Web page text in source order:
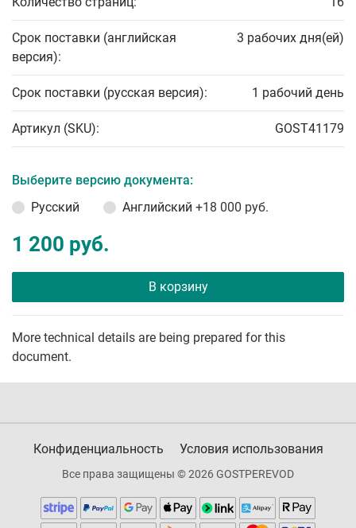
Срок поставки (английская
версия):
3 рабочих дня(ей)
Срок поставки (русская версия): 1 рабочий день
Артикул (SKU): GOST41179
Выберите версию документа:
Русский
Английский +18 000 руб.
1 200 руб.
В корзину
More technical details are being prepared for this
document.
Конфиденциальность Условия использования
Все права защищены © 2026 GOSTPEREVOD